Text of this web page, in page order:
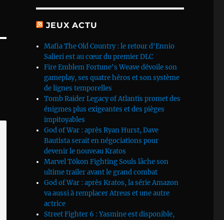
JEUX ACTU
Mafia The Old Country : le retour d'Ennio
Salieri est au cœur du premier DLC
Fire Emblem Fortune's Weave dévoile son
gameplay, ses quatre héros et son système
de lignes temporelles
Tomb Raider Legacy of Atlantis promet des
énigmes plus exigeantes et des pièges
impitoyables
God of War : après Ryan Hurst, Dave
Bautista serait en négociations pour
devenir le nouveau Kratos
Marvel Tōkon Fighting Souls lâche son
ultime trailer avant le grand combat
God of War : après Kratos, la série Amazon
va aussi à remplacer Atreus et une autre
actrice
Street Fighter 6 : Yasmine est disponible,